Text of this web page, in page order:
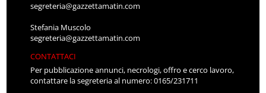
segreteria@gazzettamatin.com
Stefania Muscolo
segreteria@gazzettamatin.com
CONTATTACI
Per pubblicazione annunci, necrologi, offro e cerco lavoro,
contattare la segreteria al numero: 0165/231711